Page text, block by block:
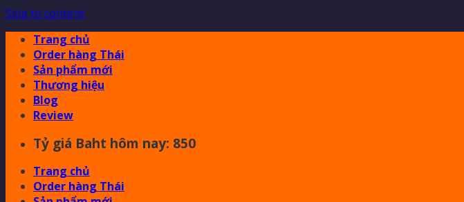
Skip to content
Trang chủ
Order hàng Thái
Sản phẩm mới
Thương hiệu
Blog
Review
Tỷ giá Baht hôm nay: 850
Trang chủ
Order hàng Thái